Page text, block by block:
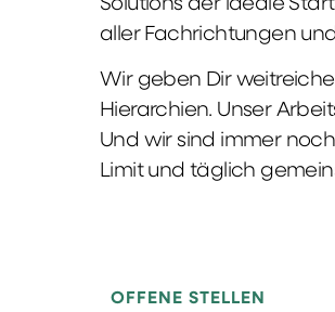
Solutions der ideale
aller Fachrichtungen
Wir geben Dir
Hierarchien. Unser
Und wir sind immer
Limit und täglich
OFFENE STELLEN